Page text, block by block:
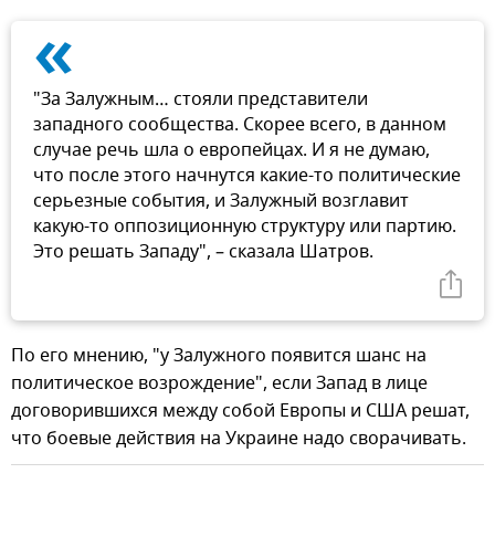
«
"За Залужным… стояли представители
западного сообщества. Скорее всего, в данном
случае речь шла о европейцах. И я не думаю,
что после этого начнутся какие-то политические
серьезные события, и Залужный возглавит
какую-то оппозиционную структуру или партию.
Это решать Западу", – сказала Шатров.
По его мнению, "у Залужного появится шанс на
политическое возрождение", если Запад в лице
договорившихся между собой Европы и США решат,
что боевые действия на Украине надо сворачивать.